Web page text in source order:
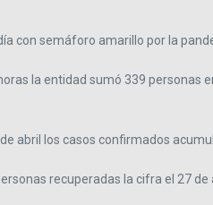
con semáforo amarillo por la
la entidad sumó 339
de abril los casos confirmados
recuperadas la cifra el 27